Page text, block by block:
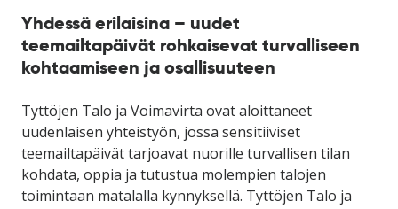
Yhdessä erilaisina – uudet
teemailtapäivät rohkaisevat turvalliseen
kohtaamiseen ja osallisuuteen
Tyttöjen Talo ja Voimavirta ovat aloittaneet
uudenlaisen yhteistyön, jossa sensitiiviset
teemailtapäivät tarjoavat nuorille turvallisen tilan
kohdata, oppia ja tutustua molempien talojen
toimintaan matalalla kynnyksellä. Tyttöjen Talo ja